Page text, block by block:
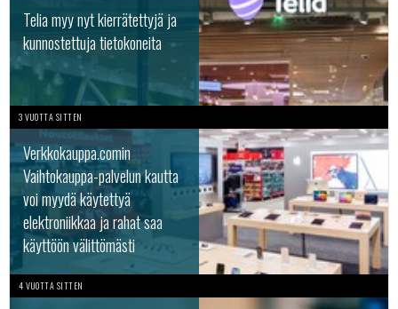
Telia myy nyt kierrätettyjä ja
kunnostettuja tietokoneita
3 VUOTTA SITTEN
Verkkokauppa.comin
Vaihtokauppa-palvelun kautta
voi myydä käytettyä
elektroniikkaa ja rahat saa
käyttöön välittömästi
4 VUOTTA SITTEN